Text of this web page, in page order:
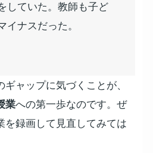
していた。教師も子ど
イナスだった。
ャップに気づくことが、
業への第一歩なのです。ぜ
を録画して見直してみては